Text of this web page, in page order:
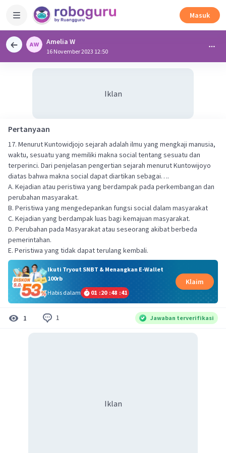
Masuk
Amelia W
16 November 2023 12:50
Iklan
Pertanyaan
17. Menurut Kuntowidjojo sejarah adalah ilmu yang mengkaji manusia,
waktu, sesuatu yang memiliki makna social tentang sesuatu dan
terperinci. Dari penjelasan pengertian sejarah menurut Kuntowijoyo
diatas bahwa makna social dapat diartikan sebagai….
A. Kejadian atau peristiwa yang berdampak pada perkembangan dan
perubahan masyarakat.
B. Peristiwa yang mengedepankan fungsi social dalam masyarakat
C. Kejadian yang berdampak luas bagi kemajuan masyarakat.
D. Perubahan pada Masyarakat atau seseorang akibat berbeda
pemerintahan.
E. Peristiwa yang tidak dapat terulang kembali.
Ikuti Tryout SNBT & Menangkan E-Wallet
100rb
Habis dalam
01 :20 :48 :41
Klaim
1 1 Jawaban terverifikasi
Iklan